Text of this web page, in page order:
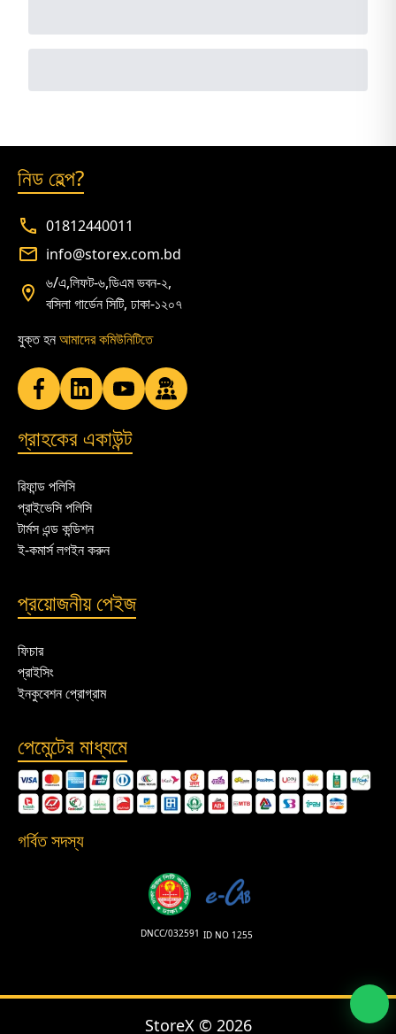
নিড হেল্প?
01812440011
info@storex.com.bd
৬/এ,লিফট-৬,ডিএম ভবন-২,
বসিলা গার্ডেন সিটি, ঢাকা-১২০৭
যুক্ত হনআমাদের কমিউনিটিতে
গ্রাহকের একাউন্ট
রিফান্ড পলিসি
প্রাইভেসি পলিসি
টার্মস এন্ড কন্ডিশন
ই-কমার্স লগইন করুন
প্রয়োজনীয় পেইজ
ফিচার
প্রাইসিং
ইনকুবেশন প্রোগ্রাম
পেমেন্টের মাধ্যমে
গর্বিত সদস্য
DNCC/032591 ID NO 1255
StoreX © 2026